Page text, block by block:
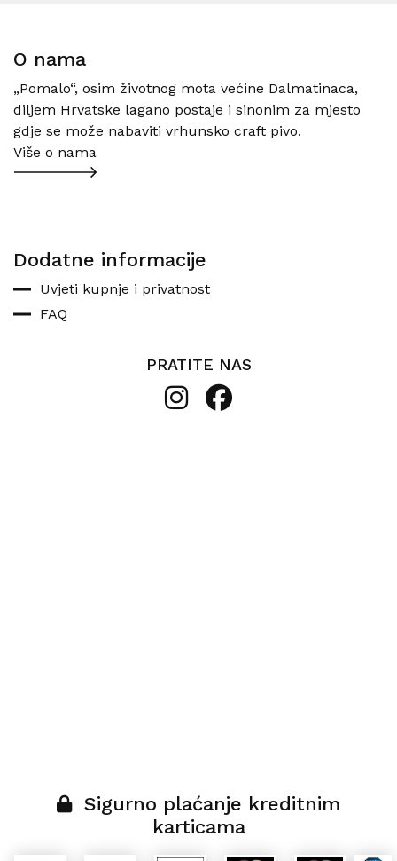
O nama
„Pomalo“, osim životnog mota većine Dalmatinaca,
diljem Hrvatske lagano postaje i sinonim za mjesto
gdje se može nabaviti vrhunsko craft pivo.
Više o nama
Dodatne informacije
Uvjeti kupnje i privatnost
FAQ
PRATITE NAS
Sigurno plaćanje kreditnim
karticama